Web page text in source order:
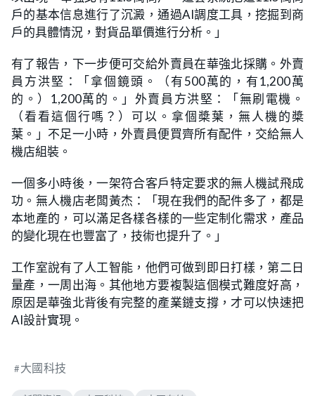
戶的基本信息進行了沉澱，通過AI調度工具，挖掘到商
戶的具體情況，對貨品單價進行分析。」
有了報告，下一步便可交給外賣員在華強北採購。外賣
員方洪堅：「拿個鏡頭。（有500萬的，有1,200萬
的。）1,200萬的。」外賣員方洪堅：「無刷電機。
（看看這個行嗎？）可以。拿個槳葉，無人機的槳
葉。」不足一小時，外賣員便買齊所有配件，交給無人
機店組裝。
一個多小時後，一架符合客戶特定要求的無人機試飛成
功。無人機店老闆黃杰：「現在我們的配件多了，都是
本地產的，可以滿足各樣各樣的一些定制化需求，產品
的變化現在也豐富了，技術也提升了。」
工作室說有了人工智能，他們可做到即日打樣，第二日
量產，一周出海。其他地方要複製這個模式難度好高，
原因是華強北背後有完整的產業鏈支撐，才可以快速把
AI設計實現。
大國科技